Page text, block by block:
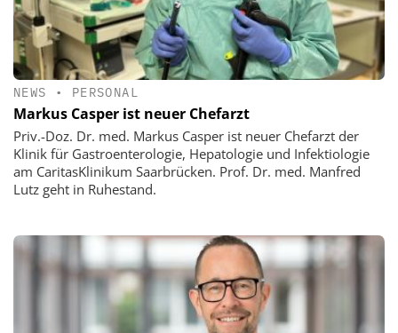
NEWS • PERSONAL
Markus Casper ist neuer Chefarzt
Priv.-Doz. Dr. med. Markus Casper ist neuer Chefarzt der
Klinik für Gastroenterologie, Hepatologie und Infektiologie
am CaritasKlinikum Saarbrücken. Prof. Dr. med. Manfred
Lutz geht in Ruhestand.